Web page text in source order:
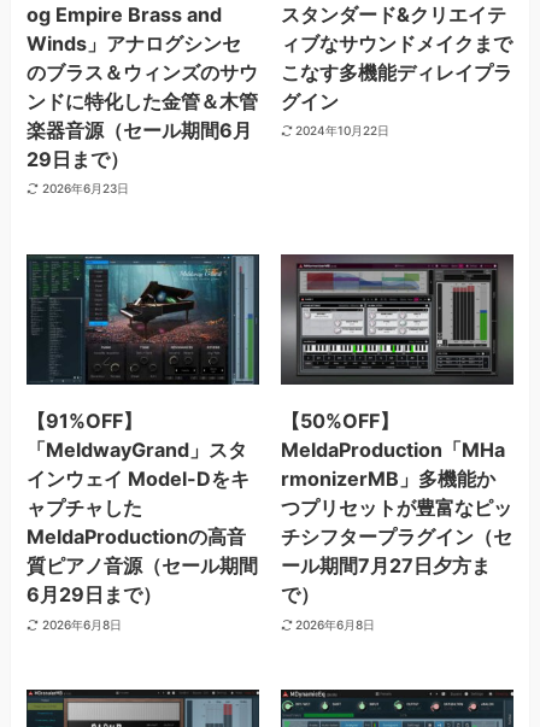
og Empire Brass and
Winds」アナログシンセ
のブラス＆ウィンズのサウ
ンドに特化した金管＆木管
楽器音源（セール期間6月
29日まで）
2026年6月23日
スタンダード&クリエイテ
ィブなサウンドメイクまで
こなす多機能ディレイプラ
グイン
2024年10月22日
【91%OFF】
「MeldwayGrand」スタ
インウェイ Model-Dをキ
ャプチャした
MeldaProductionの高音
質ピアノ音源（セール期間
6月29日まで）
2026年6月8日
【50%OFF】
MeldaProduction「MHa
rmonizerMB」多機能か
つプリセットが豊富なピッ
チシフタープラグイン（セ
ール期間7月27日夕方ま
で）
2026年6月8日